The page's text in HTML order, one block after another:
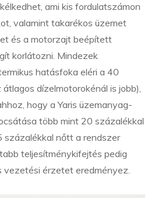
ami kis fordulatszámon
valamint takarékos üzemet
és a motorzajt beépített
korlátozni. Mindezek
hatásfoka eléri a 40
dízelmotorokénál is jobb),
hogy a Yaris üzemanyag-
több mint 20 százalékkal
százalékkal nőtt a rendszer
teljesítménykifejtés pedig
vezetési érzetet eredményez.